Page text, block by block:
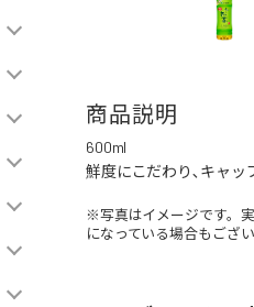
商品説明
600ml
鮮度にこだわり､キャッ
※写真はイメージです。
になっている場合もござ